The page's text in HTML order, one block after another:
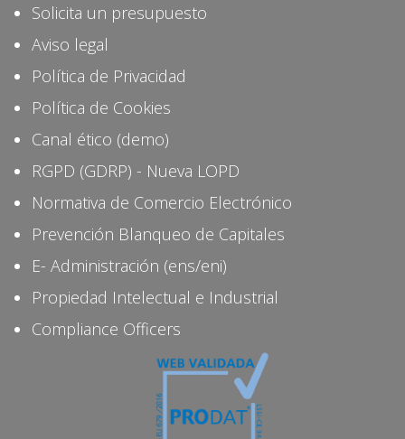
Solicita un presupuesto
Aviso legal
Política de Privacidad
Política de Cookies
Canal ético (demo)
RGPD (GDRP) - Nueva LOPD
Normativa de Comercio Electrónico
Prevención Blanqueo de Capitales
E- Administración (ens/eni)
Propiedad Intelectual e Industrial
Compliance Officers